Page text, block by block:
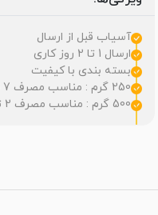
آسیاب قبل از ارسال
ارسال 1 تا 2 روز کاری
بسته بندی با کیفیت
250 گرم : مناسب مصرف 7 تا 10 روز
500 گرم : مناسب مصرف 2 تا 3 هفته